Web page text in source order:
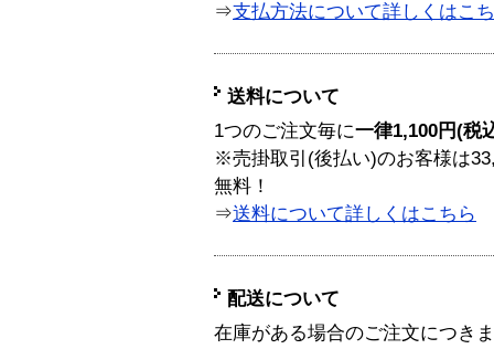
⇒支払方法について詳しくはこ
送料について
1つのご注文毎に一律1,100円(税
※売掛取引(後払い)のお客様は
無料！
⇒送料について詳しくはこちら
配送について
在庫がある場合のご注文につき